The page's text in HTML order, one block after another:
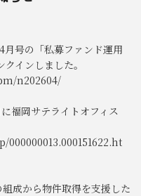
号の「私募ファンド運用
インしました。
n202604/
福岡サテライトオフィス
組成から物件取得を支援した